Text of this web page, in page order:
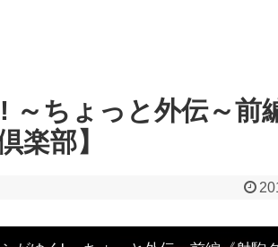
～ちょっと外伝～前
楽部】